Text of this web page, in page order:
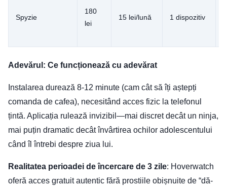
Spyzie
180
lei
15 lei/lună 1 dispozitiv
Adevărul: Ce funcționează cu adevărat
Instalarea durează 8-12 minute (cam cât să îți aștepți
comanda de cafea), necesitând acces fizic la telefonul
țintă. Aplicația rulează invizibil—mai discret decât un ninja,
mai puțin dramatic decât învârtirea ochilor adolescentului
când îl întrebi despre ziua lui.
Realitatea perioadei de încercare de 3 zile: Hoverwatch
oferă acces gratuit autentic fără prostiile obișnuite de “dă-